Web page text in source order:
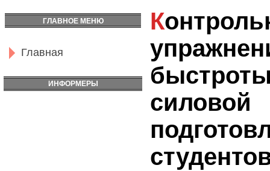
ГЛАВНОЕ МЕНЮ
Главная
ИНФОРМЕРЫ
Контрольные
силовой